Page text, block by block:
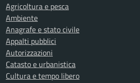
Agricoltura e pesca
Ambiente
Anagrafe e stato civile
Appalti pubblici
Autorizzazioni
Catasto e urbanistica
Cultura e tempo libero